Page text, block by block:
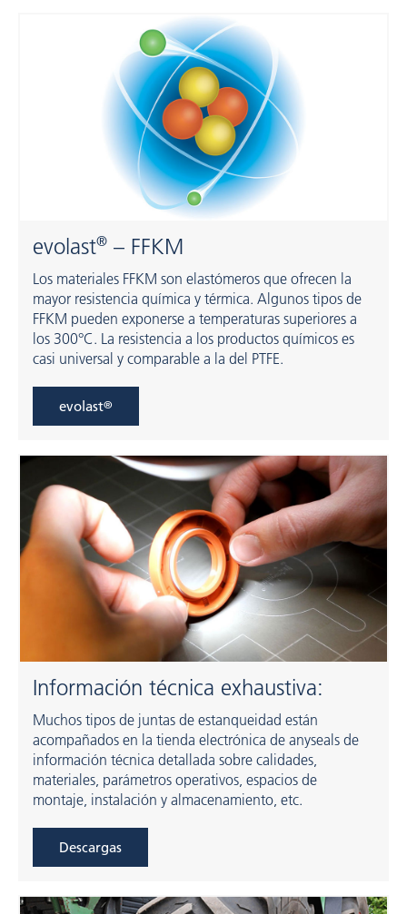
evolast® – FFKM
Los materiales FFKM son elastómeros que ofrecen la
mayor resistencia química y térmica. Algunos tipos de
FFKM pueden exponerse a temperaturas superiores a
los 300°C. La resistencia a los productos químicos es
casi universal y comparable a la del PTFE.
evolast®
Información técnica exhaustiva:
Muchos tipos de juntas de estanqueidad están
acompañados en la tienda electrónica de anyseals de
información técnica detallada sobre calidades,
materiales, parámetros operativos, espacios de
montaje, instalación y almacenamiento, etc.
Descargas